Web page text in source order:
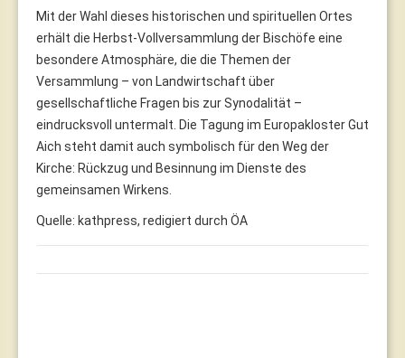
Mit der Wahl dieses historischen und spirituellen Ortes
erhält die Herbst-Vollversammlung der Bischöfe eine
besondere Atmosphäre, die die Themen der
Versammlung – von Landwirtschaft über
gesellschaftliche Fragen bis zur Synodalität –
eindrucksvoll untermalt. Die Tagung im Europakloster Gut
Aich steht damit auch symbolisch für den Weg der
Kirche: Rückzug und Besinnung im Dienste des
gemeinsamen Wirkens.
Quelle: kathpress, redigiert durch ÖA